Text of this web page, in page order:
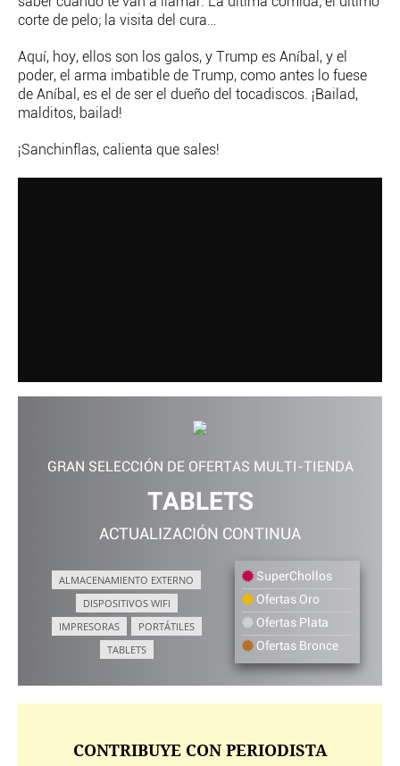
corte de pelo; la visita del cura…
Aquí, hoy, ellos son los galos, y Trump es Aníbal, y el
poder, el arma imbatible de Trump, como antes lo fuese
de Aníbal, es el de ser el dueño del tocadiscos. ¡Bailad,
malditos, bailad!
¡Sanchinflas, calienta que sales!
GRAN SELECCIÓN DE OFERTAS MULTI-TIENDA
TABLETS
ACTUALIZACIÓN CONTINUA
ALMACENAMIENTO EXTERNO
DISPOSITIVOS WIFI
IMPRESORAS
PORTÁTILES
TABLETS
SuperChollos
Ofertas Oro
Ofertas Plata
Ofertas Bronce
CONTRIBUYE CON PERIODISTA